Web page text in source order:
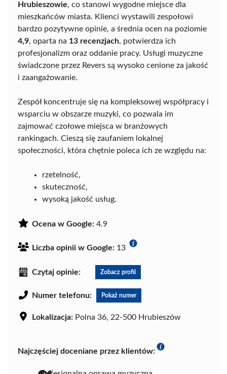
Hrubieszowie, co stanowi wygodne miejsce dla
mieszkańców miasta. Klienci wystawili zespołowi
bardzo pozytywne opinie, a średnia ocen na poziomie
4,9, oparta na 13 recenzjach, potwierdza ich
profesjonalizm oraz oddanie pracy. Usługi muzyczne
świadczone przez Revers są wysoko cenione za jakość
i zaangażowanie.
Zespół koncentruje się na kompleksowej współpracy i
wsparciu w obszarze muzyki, co pozwala im
zajmować czołowe miejsca w branżowych
rankingach. Cieszą się zaufaniem lokalnej
społeczności, która chętnie poleca ich ze względu na:
rzetelność,
skuteczność,
wysoką jakość usług.
Ocena w Google: 4.9
Liczba opinii w Google: 13
Czytaj opinie: Zobacz profil
Numer telefonu: Pokaż numer
Lokalizacja: Polna 36, 22-500 Hrubieszów
Najczęściej doceniane przez klientów: